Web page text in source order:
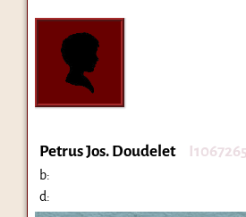
Petrus Jos. Doudelet
b:
d: